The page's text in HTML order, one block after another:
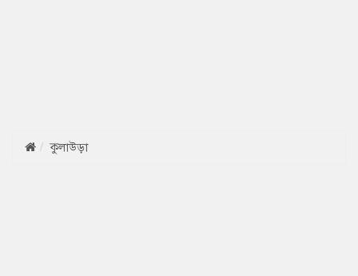
কুলাউড়া